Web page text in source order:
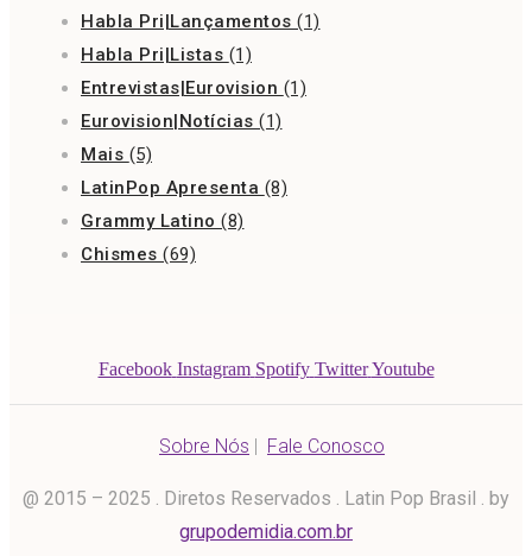
Habla Pri|Lançamentos (1)
Habla Pri|Listas (1)
Entrevistas|Eurovision (1)
Eurovision|Notícias (1)
Mais (5)
LatinPop Apresenta (8)
Grammy Latino (8)
Chismes (69)
Facebook Instagram Spotify Twitter Youtube
Sobre Nós | Fale Conosco
@ 2015 – 2025 . Diretos Reservados . Latin Pop Brasil . by
grupodemidia.com.br